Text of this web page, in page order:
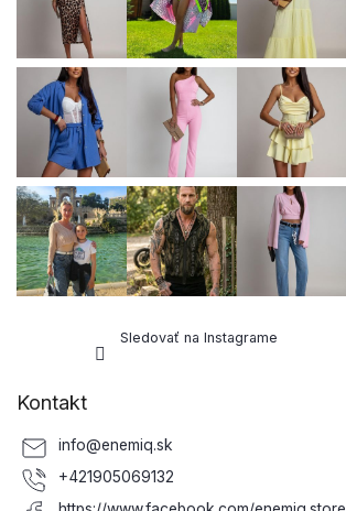
Sledovať na Instagrame
Kontakt
info@enemiq.sk
+421905069132